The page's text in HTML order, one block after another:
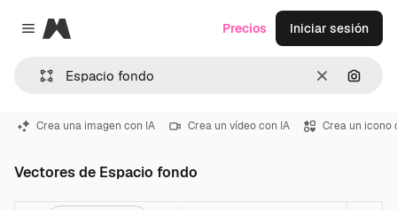
Close menu
Magnific
Borrar
Precios Iniciar sesión
Crea una imagen con IA Crea un vídeo con IA Crea un icono
Vectores de Espacio fondo